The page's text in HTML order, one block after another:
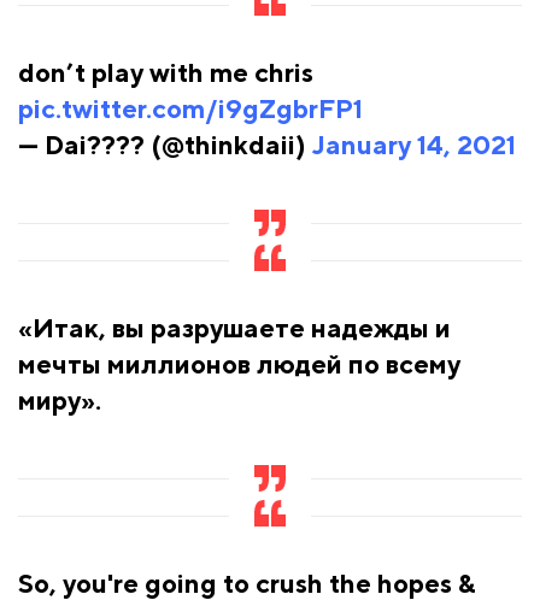
don’t play with me chris
pic.twitter.com/i9gZgbrFP1
— Dai???? (@thinkdaii) January 14, 2021
«Итак, вы разрушаете надежды и
мечты миллионов людей по всему
миру».
So, you're going to crush the hopes &